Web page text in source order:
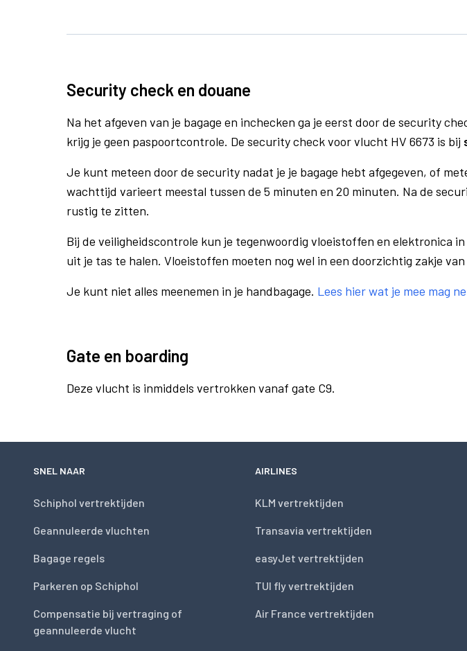
Security check en douane
Na het afgeven van je bagage en inchecken ga je eerst door de security
krijg je geen paspoortcontrole. De security check voor vlucht HV 6673 is bij
Je kunt meteen door de security nadat je je bagage hebt afgegeven, of
wachttijd varieert meestal tussen de 5 minuten en 20 minuten. Na de
rustig te zitten.
Bij de veiligheidscontrole kun je tegenwoordig vloeistoffen en elektronica
uit je tas te halen. Vloeistoffen moeten nog wel in een doorzichtig zakje
Je kunt niet alles meenemen in je handbagage. Lees hier wat je mee mag
Gate en boarding
Deze vlucht is inmiddels vertrokken vanaf gate C9.
SNEL NAAR
Schiphol vertrektijden
Geannuleerde vluchten
Bagage regels
Parkeren op Schiphol
Compensatie bij vertraging of
geannuleerde vlucht
AIRLINES
KLM vertrektijden
Transavia vertrektijden
easyJet vertrektijden
TUI fly vertrektijden
Air France vertrektijden